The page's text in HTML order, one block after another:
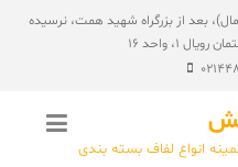
بعد از بزرگراه شهید همت، نرسیده
انواع لفاف بسته بندی